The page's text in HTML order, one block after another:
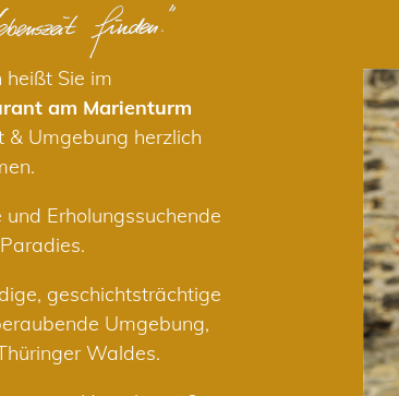
heißt Sie im
am Marienturm
Umgebung herzlich
Erholungssuchende
geschichtsträchtige
Umgebung,
Waldes.